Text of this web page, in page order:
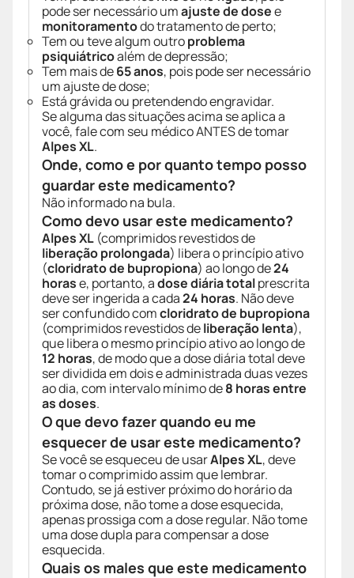
pode ser necessário umajuste de dosee
monitoramentodo tratamento de perto;
Tem ou teve algum outroproblema
psiquiátricoalém de depressão;
Tem mais de65 anos, pois pode ser necessário
um ajuste de dose;
Está grávida ou pretendendo engravidar.
Se alguma das situações acima se aplica a
você, fale com seu médico ANTES de tomar
Alpes XL.
Onde, como e por quanto tempo posso
guardar este medicamento?
Não informado na bula.
Como devo usar este medicamento?
Alpes XL (comprimidos revestidos de
liberação prolongada) libera o princípio ativo
(cloridrato de bupropiona) ao longo de24
horase, portanto, adose diária totalprescrita
deve ser ingerida a cada24 horas. Não deve
ser confundido comcloridrato de bupropiona
(comprimidos revestidos deliberação lenta),
que libera o mesmo princípio ativo ao longo de
12 horas, de modo que a dose diária total deve
ser dividida em dois e administrada duas vezes
ao dia, com intervalo mínimo de8 horas entre
as doses.
O que devo fazer quando eu me
esquecer de usar este medicamento?
Se você se esqueceu de usarAlpes XL, deve
tomar o comprimido assim que lembrar.
Contudo, se já estiver próximo do horário da
próxima dose, não tome a dose esquecida,
apenas prossiga com a dose regular. Não tome
uma dose dupla para compensar a dose
esquecida.
Quais os males que este medicamento